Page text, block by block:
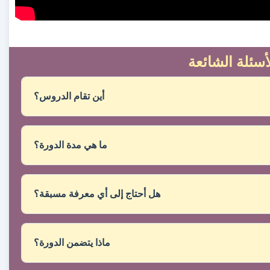
الشائعة
أين تقام الدروس؟
ما هي مدة الدورة؟
هل أحتاج إلى أي معرفة مسبقة؟
ماذا يتضمن الدورة؟